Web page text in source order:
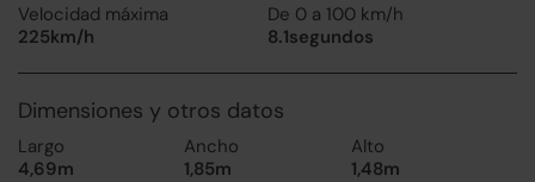
Velocidad máxima
225km/h
De 0 a 100 km/h
8.1segundos
Dimensiones y otros datos
Largo
4,69m
Ancho
1,85m
Alto
1,48m